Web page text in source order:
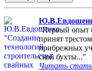
"Первый опыт
принят
прибрежных
ской бухты..."
Читать